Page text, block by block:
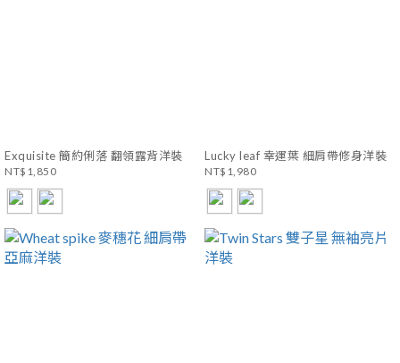
Exquisite 簡約俐落 翻領露背洋裝
NT$1,850
Lucky leaf 幸運葉 細肩帶修身洋裝
NT$1,980